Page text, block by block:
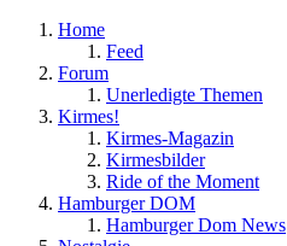
Home
Feed
Forum
Unerledigte Themen
Kirmes!
Kirmes-Magazin
Kirmesbilder
Ride of the Moment
Hamburger DOM
Hamburger Dom News